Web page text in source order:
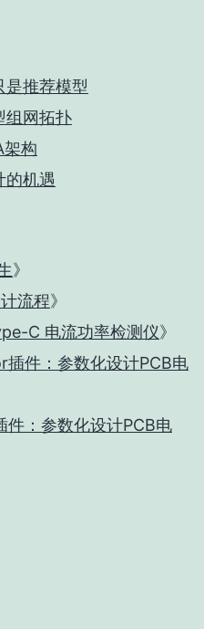
是推荐模型
组网拓扑
架构
的机遇
》
流程》
C 电流功率检测仪》
件：参数化设计PCB电
：参数化设计PCB电